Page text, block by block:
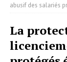
abusif des salariés
La